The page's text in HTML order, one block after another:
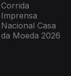
Corrida
Imprensa
Nacional Casa
da Moeda 2026